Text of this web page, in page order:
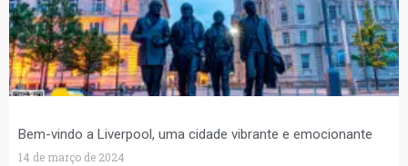
Bem-vindo a Liverpool, uma cidade vibrante e emocionante
14 de março de 2024